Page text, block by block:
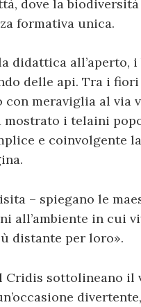
dove la
formativa unica.
didattica all’aperto,
delle api. Tra i
meraviglia al via
mostrato i telaini
e coinvolgente
– spiegano le
all’ambiente in cui
distante per loro».
Cridis sottolineano il